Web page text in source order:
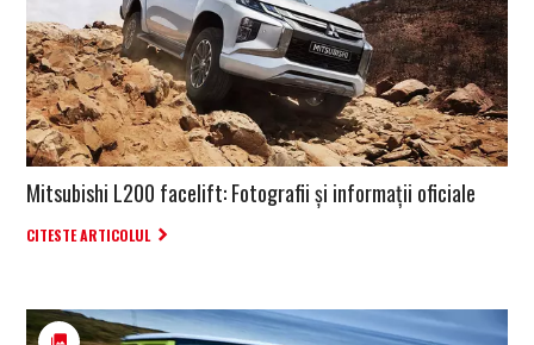
Mitsubishi L200 facelift: Fotografii și informații oficiale
CITESTE ARTICOLUL